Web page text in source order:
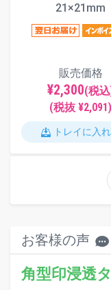
21×21mm
販売価格
¥2,300(税
(税抜 ¥2,091)
トレイに入
お客様の声
角型印浸透